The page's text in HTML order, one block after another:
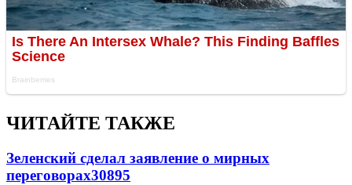
ЧИТАЙТЕ ТАКЖЕ
Зеленский сделал заявление о мирных
переговорах30895